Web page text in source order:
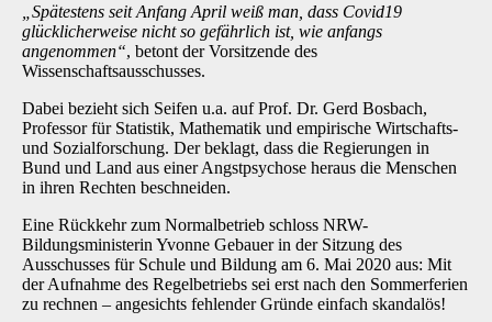
„Spätestens seit Anfang April weiß man, dass Covid19
glücklicherweise nicht so gefährlich ist, wie anfangs
angenommen“, betont der Vorsitzende des
Wissenschaftsausschusses.
Dabei bezieht sich Seifen u.a. auf Prof. Dr. Gerd Bosbach,
Professor für Statistik, Mathematik und empirische Wirtschafts-
und Sozialforschung. Der beklagt, dass die Regierungen in
Bund und Land aus einer Angstpsychose heraus die Menschen
in ihren Rechten beschneiden.
Eine Rückkehr zum Normalbetrieb schloss NRW-
Bildungsministerin Yvonne Gebauer in der Sitzung des
Ausschusses für Schule und Bildung am 6. Mai 2020 aus: Mit
der Aufnahme des Regelbetriebs sei erst nach den Sommerferien
zu rechnen – angesichts fehlender Gründe einfach skandalös!